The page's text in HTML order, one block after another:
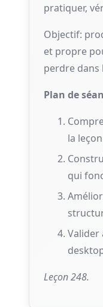
pratiquer,
Objectif:
et propre
perdre dans
Plan de
la
qui
Valider
Leçon 248.